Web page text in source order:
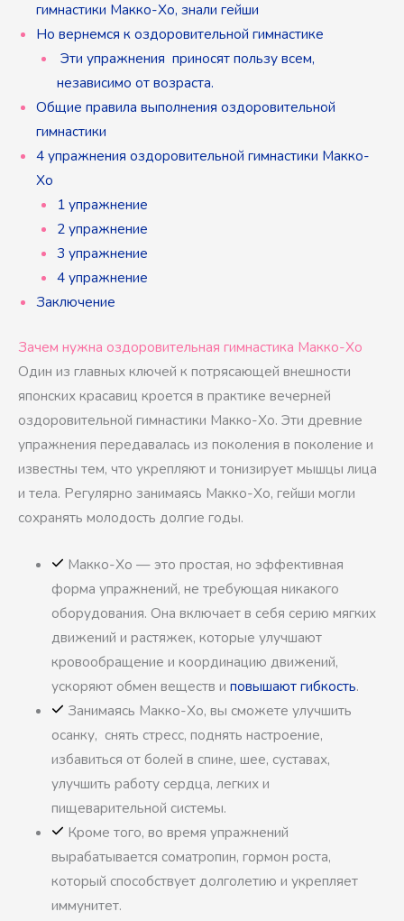
гимнастики Макко-Хо, знали гейши
Но вернемся к оздоровительной гимнастике
Эти упражнения приносят пользу всем,
независимо от возраста.
Общие правила выполнения оздоровительной
гимнастики
4 упражнения оздоровительной гимнастики Макко-
Хо
1 упражнение
2 упражнение
3 упражнение
4 упражнение
Заключение
Зачем нужна оздоровительная гимнастика Макко-Хо
Один из главных ключей к потрясающей внешности
японских красавиц кроется в практике вечерней
оздоровительной гимнастики Макко-Хо. Эти древние
упражнения передавалась из поколения в поколение и
известны тем, что укрепляют и тонизирует мышцы лица
и тела. Регулярно занимаясь Макко-Хо, гейши могли
сохранять молодость долгие годы.
Макко-Хо — это простая, но эффективная
форма упражнений, не требующая никакого
оборудования. Она включает в себя серию мягких
движений и растяжек, которые улучшают
кровообращение и координацию движений,
ускоряют обмен веществ и повышают гибкость.
Занимаясь Макко-Хо, вы сможете улучшить
осанку, снять стресс, поднять настроение,
избавиться от болей в спине, шее, суставах,
улучшить работу сердца, легких и
пищеварительной системы.
Кроме того, во время упражнений
вырабатывается соматропин, гормон роста,
который способствует долголетию и укрепляет
иммунитет.